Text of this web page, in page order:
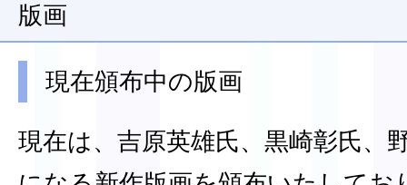
版画
現在頒布中の版画
現在は、吉原英雄氏、黒崎彰氏、